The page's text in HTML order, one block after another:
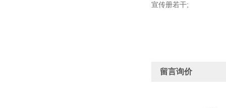
宣传册若干;
留言询价